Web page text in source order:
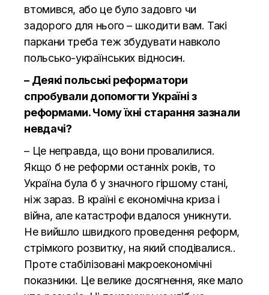
втомився, або це було задовго чи
задорого для нього – шкодити вам. Такі
паркани треба теж збудувати навколо
польсько-українських відносин.
– Деякі польські реформатори
спробували допомогти Україні з
реформами. Чому їхні старання зазнали
невдачі?
– Це неправда, що вони провалилися.
Якщо б не реформи останніх років, то
Україна була б у значного гіршому стані,
ніж зараз. В країні є економічна криза і
війна, але катастрофи вдалося уникнути.
Не вийшло швидкого проведення реформ,
стрімкого розвитку, на який сподівалися..
Проте стабілізовані макроекономічні
показники. Це велике досягнення, яке мало